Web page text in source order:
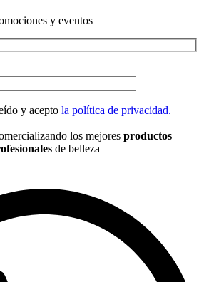
y eventos
y acepto la política de privacidad.
los mejores productos
de belleza